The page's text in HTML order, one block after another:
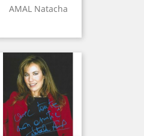
AMAL Natacha